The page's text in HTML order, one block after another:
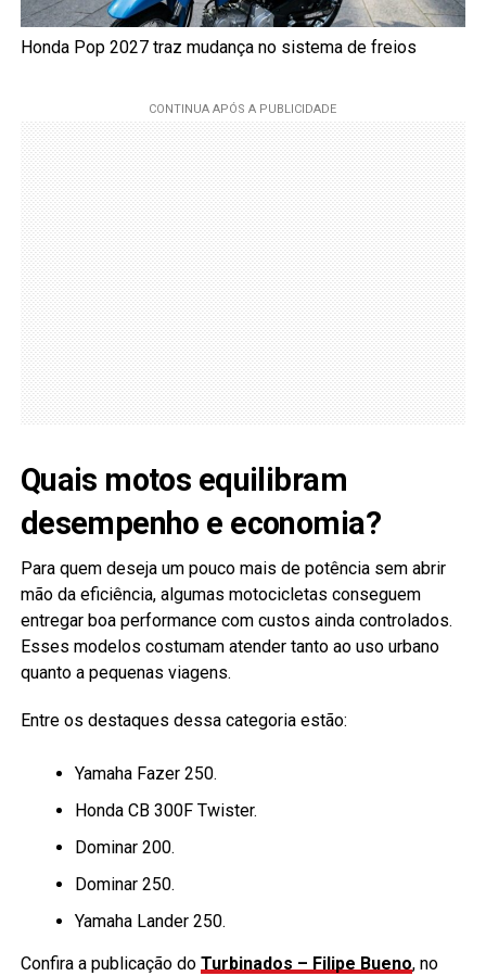
Honda Pop 2027 traz mudança no sistema de freios
Quais motos equilibram
desempenho e economia?
Para quem deseja um pouco mais de potência sem abrir
mão da eficiência, algumas motocicletas conseguem
entregar boa performance com custos ainda controlados.
Esses modelos costumam atender tanto ao uso urbano
quanto a pequenas viagens.
Entre os destaques dessa categoria estão:
Yamaha Fazer 250.
Honda CB 300F Twister.
Dominar 200.
Dominar 250.
Yamaha Lander 250.
Confira a publicação do Turbinados – Filipe Bueno, no